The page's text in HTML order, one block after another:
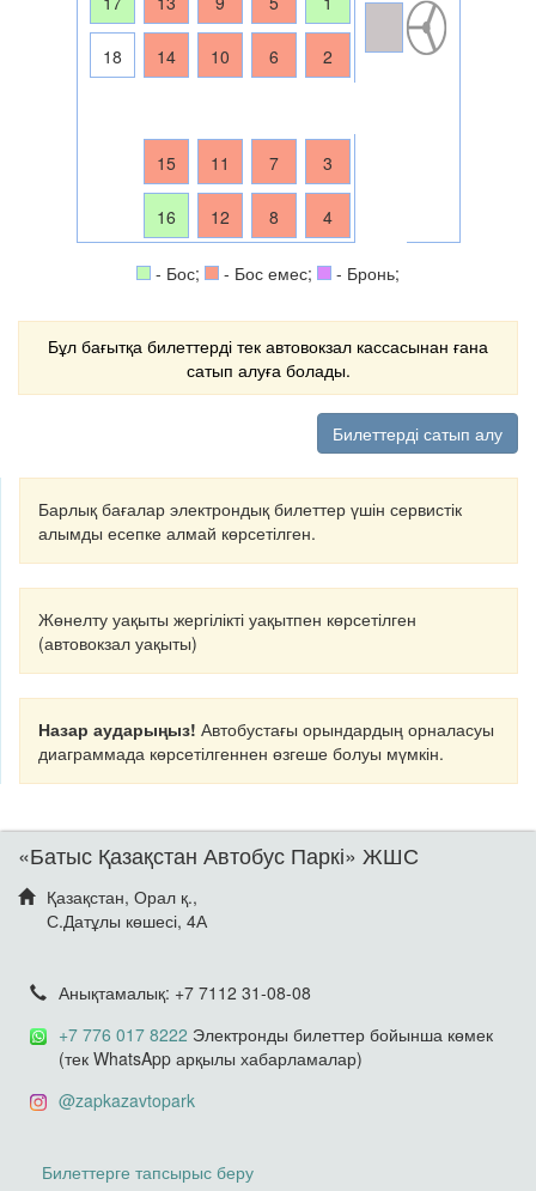
18 14 10 6 2
15 11 7 3
16 12 8 4
- Бос; - Бос емес; - Бронь;
Бұл бағытқа билеттерді тек автовокзал кассасынан ғана
сатып алуға болады.
Билеттерді сатып алу
Барлық бағалар электрондық билеттер үшін сервистік
алымды есепке алмай көрсетілген.
Жөнелту уақыты жергілікті уақытпен көрсетілген
(автовокзал уақыты)
Назар аударыңыз! Автобустағы орындардың орналасуы
диаграммада көрсетілгеннен өзгеше болуы мүмкін.
«Батыс Қазақстан Автобус Паркі» ЖШС
Қазақстан, Орал қ.,
С.Датұлы көшесі, 4А
Анықтамалық: +7 7112 31-08-08
+7 776 017 8222 Электронды билеттер бойынша көмек
(тек WhatsApp арқылы хабарламалар)
@zapkazavtopark
Билеттерге тапсырыс беру